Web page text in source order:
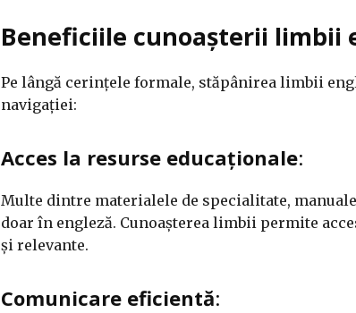
Beneficiile cunoașterii limbii
Pe lângă cerințele formale, stăpânirea limbii
navigației:
Acces la resurse educaționale:
Multe dintre materialele de specialitate,
doar în engleză. Cunoașterea limbii permite
și relevante.
Comunicare eficientă: